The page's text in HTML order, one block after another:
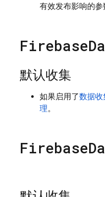
有效发布影响的参
Firebase
默认收集
如果启用了数据收
理。
Firebase